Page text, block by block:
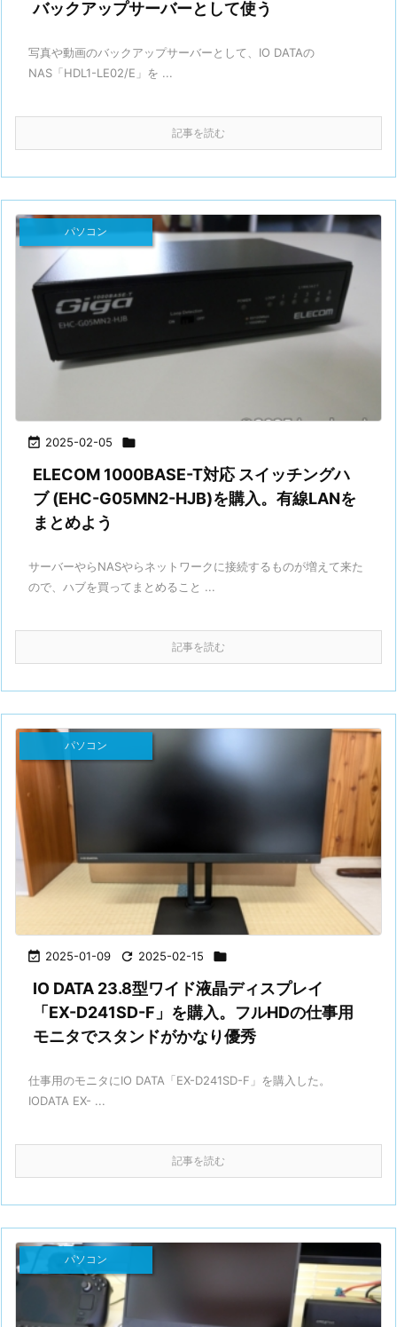
バックアップサーバーとして使う
写真や動画のバックアップサーバーとして、IO DATAの
NAS「HDL1-LE02/E」を ...
記事を読む
 2025-02-05 
パソコン
ELECOM 1000BASE-T対応 スイッチングハ
ブ (EHC-G05MN2-HJB)を購入。有線LANを
まとめよう
サーバーやらNASやらネットワークに接続するものが増えて来た
ので、ハブを買ってまとめること ...
記事を読む
 2025-01-09  2025-02-15 
パソコン
IO DATA 23.8型ワイド液晶ディスプレイ
「EX-D241SD-F」を購入。フルHDの仕事用
モニタでスタンドがかなり優秀
仕事用のモニタにIO DATA「EX-D241SD-F」を購入した。
IODATA EX- ...
記事を読む
パソコン